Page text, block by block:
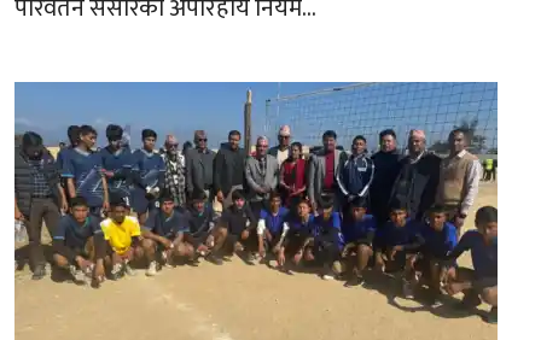
परिवर्तन संसारको अपरिहार्य नियम…